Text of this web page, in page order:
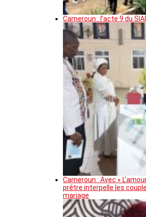
Cameroun : l’acte 9 du
Cameroun : Avec «
prêtre interpelle les
mariage